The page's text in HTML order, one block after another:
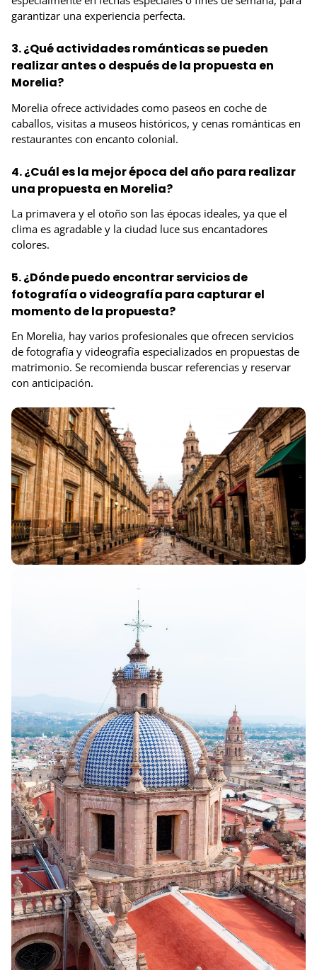
garantizar una experiencia perfecta.
3. ¿Qué actividades románticas se pueden
realizar antes o después de la propuesta en
Morelia?
Morelia ofrece actividades como paseos en coche de
caballos, visitas a museos históricos, y cenas románticas en
restaurantes con encanto colonial.
4. ¿Cuál es la mejor época del año para realizar
una propuesta en Morelia?
La primavera y el otoño son las épocas ideales, ya que el
clima es agradable y la ciudad luce sus encantadores
colores.
5. ¿Dónde puedo encontrar servicios de
fotografía o videografía para capturar el
momento de la propuesta?
En Morelia, hay varios profesionales que ofrecen servicios
de fotografía y videografía especializados en propuestas de
matrimonio. Se recomienda buscar referencias y reservar
con anticipación.